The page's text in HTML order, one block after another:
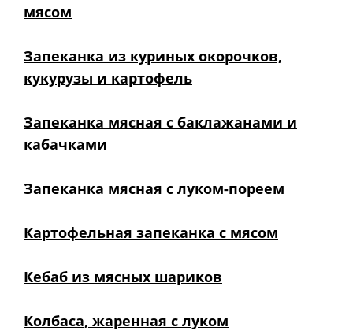
мясом
Запеканка из куриных окорочков,
кукурузы и картофель
Запеканка мясная с баклажанами и
кабачками
Запеканка мясная с луком-пореем
Картофельная запеканка с мясом
Кебаб из мясных шариков
Колбаса, жаренная с луком